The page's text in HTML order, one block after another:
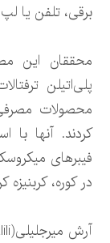
برقی، تلفن یا
محققان این
پلی‌اتیلن
محصولات
کردند. آنها با
فیبرهای
در کوره، کربنیزه